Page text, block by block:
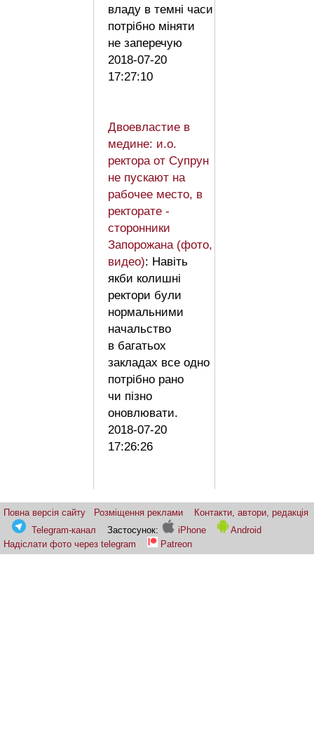
владу в темні часи
потрібно міняти
не заперечую
2018-07-20
17:27:10
Двоевластие в
медине: и.о.
ректора от Супрун
не пускают на
рабочее место, в
ректорате -
сторонники
Запорожана (фото,
видео): Навіть
якби колишні
ректори були
нормальними
начальство
в багатьох
закладах все одно
потрібно рано
чи пізно
оновлювати.
2018-07-20
17:26:26
Повна версія сайту Розміщення реклами
Контакти, автори, редакція
Telegram-канал
Застосунок: iPhone
Android
Надіслати фото через telegram
Patreon